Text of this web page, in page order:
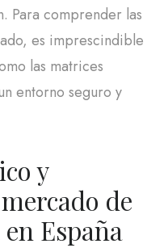
Para comprender las
es imprescindible
las matrices
entorno seguro y
y
de
España